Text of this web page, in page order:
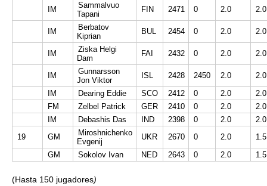
IM
Sammalvuo
Tapani
FIN 2471 0 2.0 2.0
IM
Berbatov
Kiprian
BUL 2454 0 2.0 2.0
IM
Ziska Helgi
Dam
FAI 2432 0 2.0 2.0
IM
Gunnarsson
Jon Viktor
ISL 2428 2450 2.0
2.0
IM
Dearing Eddie SCO 2412 0 2.0
2.0
FM
Zelbel Patrick GER 2410 0 2.0
2.0
IM
Debashis Das IND 2398 0 2.0
2.0
19
GM
Miroshnichenko
Evgenij
UKR 2670 0 2.0
1.5
GM
Sokolov Ivan NED 2643 0 2.0 1.5
(Hasta 150 jugadores)